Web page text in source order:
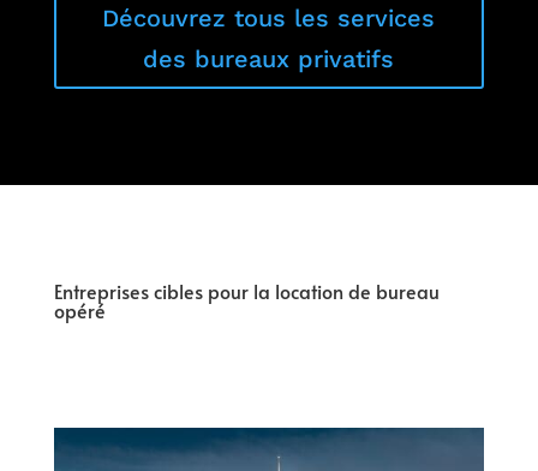
Découvrez tous les services
des bureaux privatifs
Entreprises cibles pour la location de bureau
opéré